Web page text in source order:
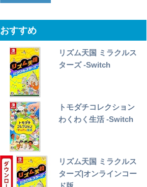
おすすめ
リズム天国 ミラクルス
ターズ -Switch
トモダチコレクション
わくわく生活 -Switch
リズム天国 ミラクルス
ターズ|オンラインコー